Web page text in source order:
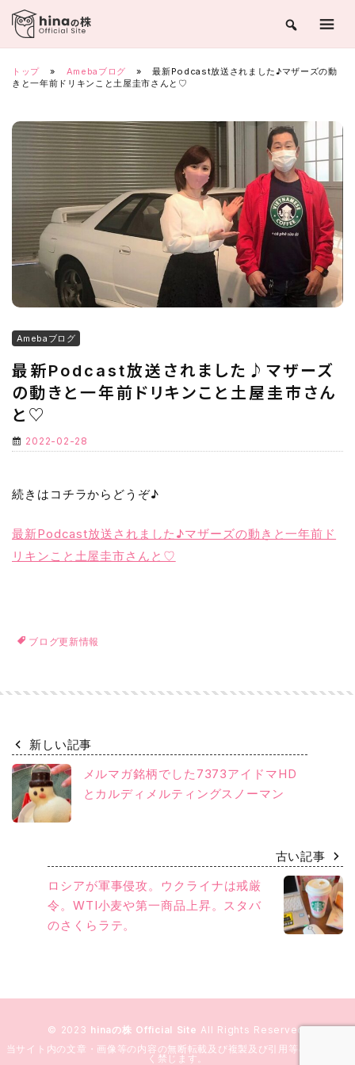
Skip
content
トップ » Amebaブログ »
最新Podcast放送されました♪マザーズの動
きと一年前ドリキンこと土屋圭市さんと♡
Amebaブログ
最新Podcast放送されました♪マザーズ
の動きと一年前ドリキンこと土屋圭市さん
と♡
2022-02-28
続きはコチラからどうぞ♪
最新Podcast放送されました♪マザーズの動きと一年前ド
リキンこと土屋圭市さんと♡
ブログ更新情報
新しい記事
メルマガ銘柄でした7373アイドマHD
とカルディメルティングスノーマン
古い記事
ロシアが軍事侵攻。ウクライナは戒厳
令。WTI小麦や第一商品上昇。スタバ
のさくらラテ。
© 2023 hinaの株 Official Site All Rights Reserved.
当サイト内の文章・画像等の内容の無断転載及び複製及び引用等の行為を固
く禁じます。